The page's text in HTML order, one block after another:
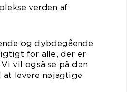
verden af
og dybdegående
for alle, der er
vil også se på den
at levere nøjagtige